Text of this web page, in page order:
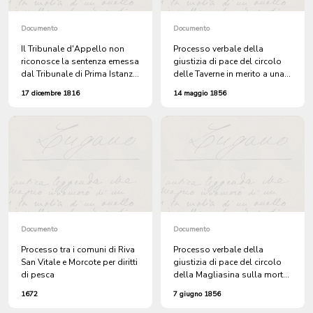
Documento
Il Tribunale d'Appello non
riconosce la sentenza emessa
dal Tribunale di Prima Istanza
furto contro Antonio Biondetti
sono state rispettate le
corrette procedure
17 dicembre 1816
Documento
Processo verbale della
giustizia di pace del circolo
delle Taverne in merito a una
Antonia Laffranchini di
capretto sui monti di Garzone
14 maggio 1856
Documento
Processo tra i comuni di Riva
San Vitale e Morcote per diritti
di pesca
1672
Documento
Processo verbale della
giustizia di pace del circolo
della Magliasina sulla morte
Conconi di Caslano, caduto
7 giugno 1856